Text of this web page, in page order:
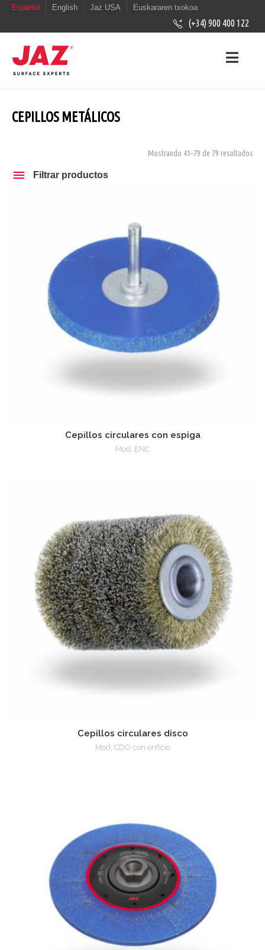
Español English Jaz USA Euskararen txokoa
(+34) 900 400 122
CEPILLOS METÁLICOS
Mostrando 41–79 de 79 resultados
Filtrar productos
Cepillos circulares con espiga
Mod. ENC
Cepillos circulares disco
Mod. CDO con orificio